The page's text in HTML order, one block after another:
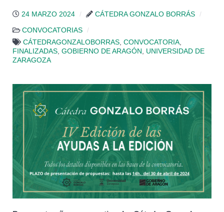
24 MARZO 2024 CÁTEDRA GONZALO BORRÁS
CONVOCATORIAS
CÁTEDRAGONZALOBORRAS, CONVOCATORIA,
FINALIZADAS, GOBIERNO DE ARAGÓN , UNIVERSIDAD DE
ZARAGOZA